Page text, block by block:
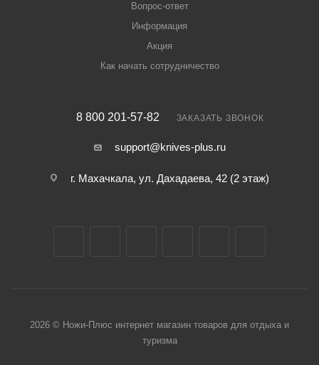
Вопрос-ответ
Информация
Акция
Как начать сотрудничество
8 800 201-57-82 ЗАКАЗАТЬ ЗВОНОК
support@knives-plus.ru
г. Махачкала, ул. Дахадаева, 42 (2 этаж)
2026 © Ножи-Плюс интернет магазин товаров для отдыха и
туризма